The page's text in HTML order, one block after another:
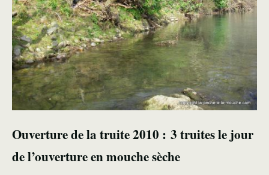
Ouverture de la truite 2010 : 3 truites le jour
de l’ouverture en mouche sèche